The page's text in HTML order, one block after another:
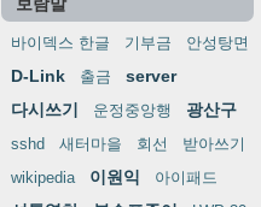
보람말
바이덱스 한글 기부금 안성탕면
D-Link 출금
server
다시쓰기
운정중앙행 광산구
sshd 새터마을 회선
받아쓰기
wikipedia
이원익 아이패드